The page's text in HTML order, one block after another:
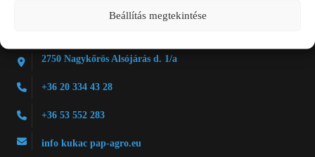
Beállítás megtekintése
2750 Nagykőrös Alsójárás d. 1/a
+36 20 334 43 28
+36 53 552 283
info kukac pap-agro.eu